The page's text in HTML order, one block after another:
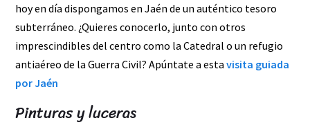
hoy en día dispongamos en Jaén de un auténtico tesoro
subterráneo. ¿Quieres conocerlo, junto con otros
imprescindibles del centro como la Catedral o un refugio
antiaéreo de la Guerra Civil? Apúntate a estavisita guiada
por Jaén
Pinturas y luceras